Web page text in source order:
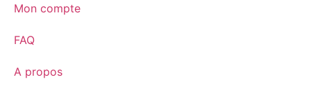
Mon compte
FAQ
A propos